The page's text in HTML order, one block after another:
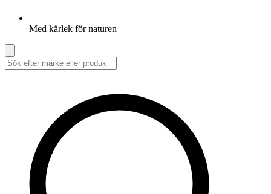
Med kärlek för naturen